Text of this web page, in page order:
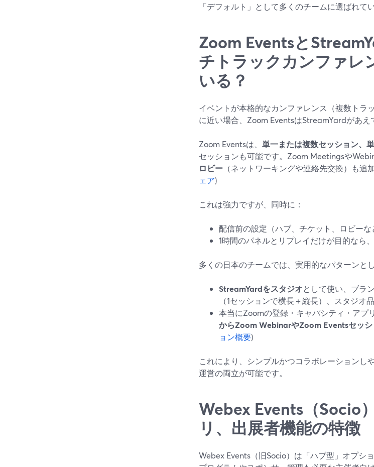
「デフォルト」として多くのチームに選ばれてい
Zoom Eventsと
チトラックカンファレ
いる？
イベントが本格的なカンファレンス（複数トラ
に近い場合、Zoom EventsはStreamYardがあえ
Zoom Eventsは、 単一または複数セッション、
セッションも可能です。Zoom Meetingsや
ロビー （ネットワーキングや連絡先交換）も追
ェア)
これは強力ですが、同時に：
配信前の設定（ハブ、チケット、ロビーな
1時間のパネルとリプレイだけが目的なら
多くの日本のチームでは、実用的なパターンと
StreamYardをスタジオとして使い、ブラ
（1セッションで横長＋縦長）、スタジオ
本当にZoomの登録・キャパシティ・アプ
からZoom WebinarやZoom Eventsセッシ
ョン概要)
これにより、シンプルかつコラボレーションし
運営の両立が可能です。
Webex Events（Socio
リ、出展者機能の特徴
Webex Events（旧Socio）は「ハブ型」オプシ